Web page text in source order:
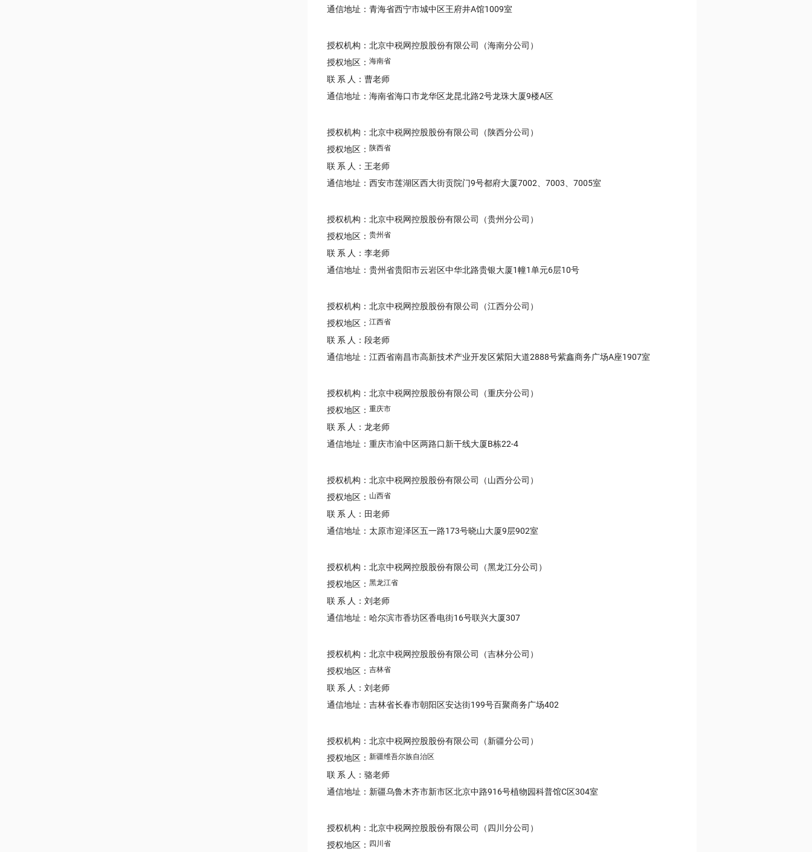
通信地址：青海省西宁市城中区王府井A馆1009室
授权机构：北京中税网控股股份有限公司（海南分公司）
授权地区： 海南省
联 系 人：曹老师
通信地址：海南省海口市龙华区龙昆北路2号龙珠大厦9楼A区
授权机构：北京中税网控股股份有限公司（陕西分公司）
授权地区： 陕西省
联 系 人：王老师
通信地址：西安市莲湖区西大街贡院门9号都府大厦7002、7003、7005室
授权机构：北京中税网控股股份有限公司（贵州分公司）
授权地区： 贵州省
联 系 人：李老师
通信地址：贵州省贵阳市云岩区中华北路贵银大厦1幢1单元6层10号
授权机构：北京中税网控股股份有限公司（江西分公司）
授权地区： 江西省
联 系 人：段老师
通信地址：江西省南昌市高新技术产业开发区紫阳大道2888号紫鑫商务广场A座1907室
授权机构：北京中税网控股股份有限公司（重庆分公司）
授权地区： 重庆市
联 系 人：龙老师
通信地址：重庆市渝中区两路口新干线大厦B栋22-4
授权机构：北京中税网控股股份有限公司（山西分公司）
授权地区： 山西省
联 系 人：田老师
通信地址：太原市迎泽区五一路173号晓山大厦9层902室
授权机构：北京中税网控股股份有限公司（黑龙江分公司）
授权地区： 黑龙江省
联 系 人：刘老师
通信地址：哈尔滨市香坊区香电街16号联兴大厦307
授权机构：北京中税网控股股份有限公司（吉林分公司）
授权地区： 吉林省
联 系 人：刘老师
通信地址：吉林省长春市朝阳区安达街199号百聚商务广场402
授权机构：北京中税网控股股份有限公司（新疆分公司）
授权地区： 新疆维吾尔族自治区
联 系 人：骆老师
通信地址：新疆乌鲁木齐市新市区北京中路916号植物园科普馆C区304室
授权机构：北京中税网控股股份有限公司（四川分公司）
授权地区： 四川省